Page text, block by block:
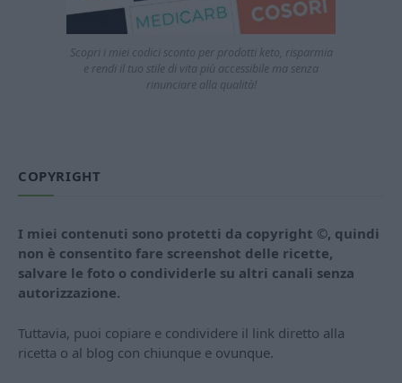
Scopri i miei codici sconto per prodotti keto, risparmia
e rendi il tuo stile di vita più accessibile ma senza
rinunciare alla qualità!
COPYRIGHT
I miei contenuti sono protetti da copyright ©, quindi
non è consentito fare screenshot delle ricette,
salvare le foto o condividerle su altri canali senza
autorizzazione.
Tuttavia, puoi copiare e condividere il link diretto alla
ricetta o al blog con chiunque e ovunque.